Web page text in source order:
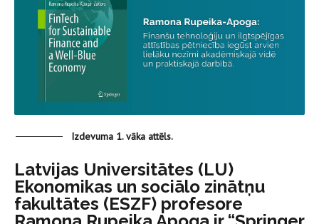
Izdevuma 1. vāka attēls.
Latvijas Universitātes (LU)
Ekonomikas un sociālo zinātņu
fakultātes (ESZF) profesore